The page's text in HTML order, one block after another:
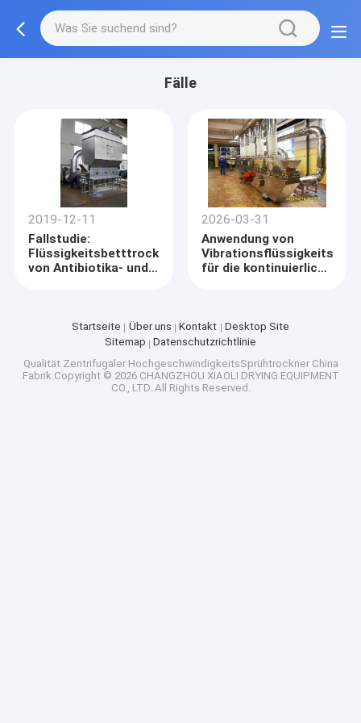
Fälle
2019-12-11
Fallstudie:
Flüssigkeitsbetttrocknung
von Antibiotika- und
2026-03-31
Anwendung von
für die kontinuierliche
Startseite Über uns Kontakt
Desktop Site
Sitemap
Datenschutzrichtlinie
Qualität Zentrifugaler HochgeschwindigkeitsSprühtrocknerChina
Fabrik.Copyright © 2026 CHANGZHOU XIAOLI DRYING EQUIPMENT
CO., LTD. All Rights Reserved.